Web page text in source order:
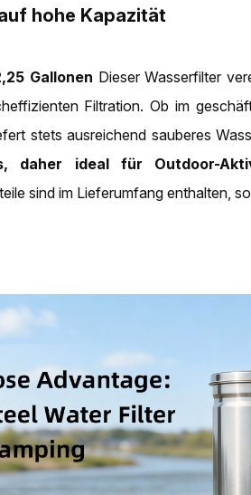
hohe Kapazität
Gallonen Dieser Wasserfilter
Filtration. Ob im
stets ausreichend sauberes
daher ideal für Outdoor-
sind im Lieferumfang enthalten,